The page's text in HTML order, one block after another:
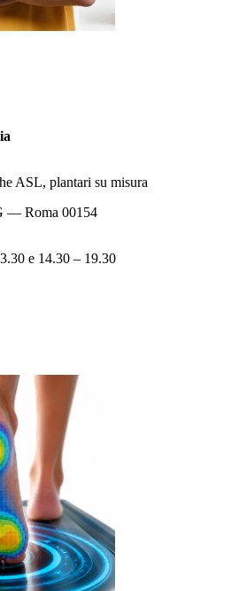
ASL, plantari su misura
— Roma 00154
e 14.30 – 19.30